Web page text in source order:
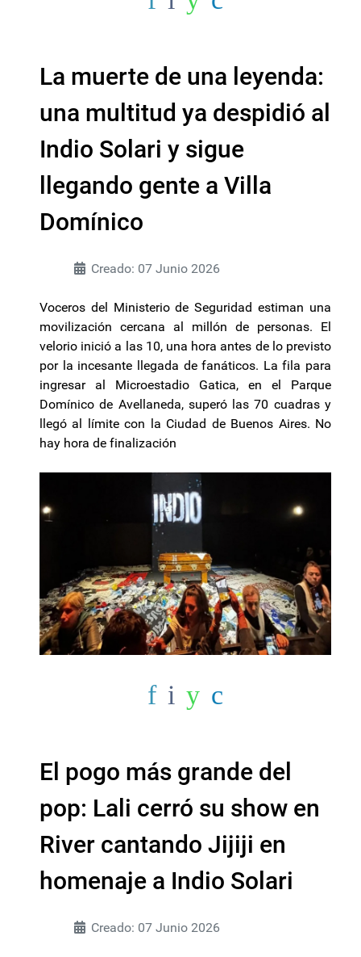
La muerte de una leyenda:
una multitud ya despidió al
Indio Solari y sigue
llegando gente a Villa
Domínico
Creado: 07 Junio 2026
Voceros del Ministerio de Seguridad estiman una
movilización cercana al millón de personas. El
velorio inició a las 10, una hora antes de lo previsto
por la incesante llegada de fanáticos. La fila para
ingresar al Microestadio Gatica, en el Parque
Domínico de Avellaneda, superó las 70 cuadras y
llegó al límite con la Ciudad de Buenos Aires. No
hay hora de finalización
El pogo más grande del
pop: Lali cerró su show en
River cantando Jijiji en
homenaje a Indio Solari
Creado: 07 Junio 2026